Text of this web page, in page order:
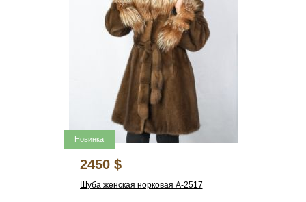
Новинка
2450 $
Шуба женская норковая А-2517